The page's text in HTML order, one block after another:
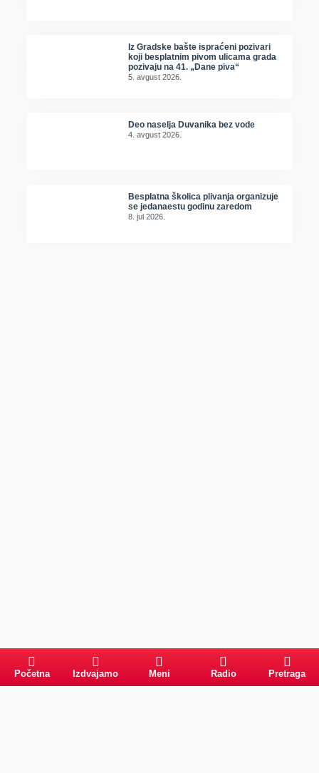
Iz Gradske bašte ispraćeni pozivari
koji besplatnim pivom ulicama grada
pozivaju na 41. „Dane piva“
5. avgust 2026.
Deo naselja Duvanika bez vode
4. avgust 2026.
Besplatna školica plivanja organizuje
se jedanaestu godinu zaredom
8. jul 2026.
Početna Izdvajamo Meni Radio Pretraga